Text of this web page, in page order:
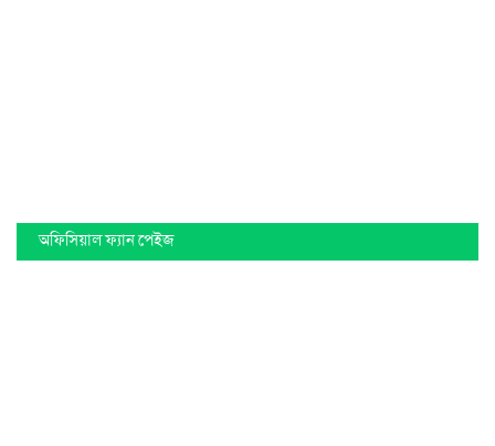
অফিসিয়াল ফ্যান পেইজ